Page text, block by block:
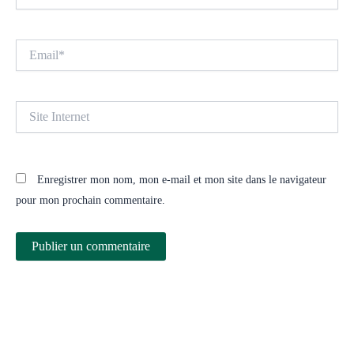
Internet
Enregistrer mon nom, mon e-mail et mon site dans le navigateur
pour mon prochain commentaire.